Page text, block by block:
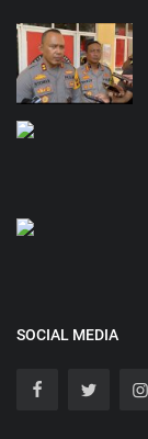
SOCIAL MEDIA